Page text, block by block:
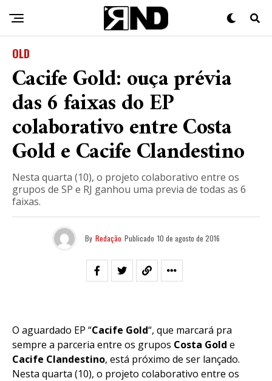
OLD
Cacife Gold: ouça prévia
das 6 faixas do EP
colaborativo entre Costa
Gold e Cacife Clandestino
Nesta quarta (10), o projeto colaborativo entre os
grupos de SP e RJ ganhou uma previa de todas as 6
faixas.
By Redação Publicado 10 de agosto de 2016
O aguardado EP “Cacife Gold“, que marcará pra
sempre a parceria entre os grupos Costa Gold e
Cacife Clandestino, está próximo de ser lançado.
Nesta quarta (10), o projeto colaborativo entre os